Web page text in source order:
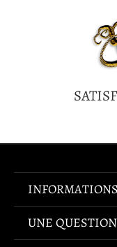
INFORMATIONS
UNE